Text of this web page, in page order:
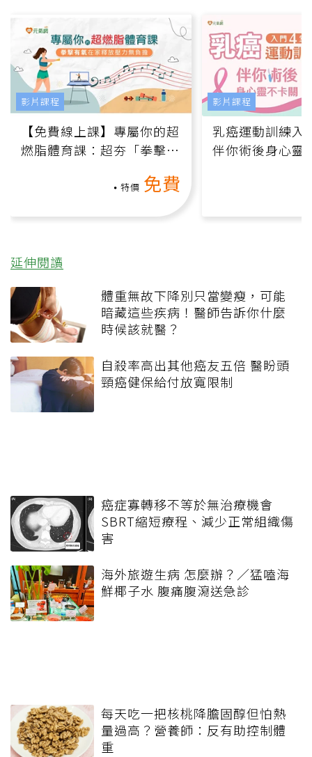
【免費線上課】專屬你的超
燃脂體育課：超夯「拳擊有
特價 免費
影片課程
乳癌運動訓練入
伴你術後身心靈
影片課程
延伸閱讀
體重無故下降別只當變瘦，可能
暗藏這些疾病！醫師告訴你什麼
時候該就醫？
自殺率高出其他癌友五倍 醫盼頭
頸癌健保給付放寬限制
癌症寡轉移不等於無治療機會
SBRT縮短療程、減少正常組織傷
害
海外旅遊生病 怎麼辦？／猛嗑海
鮮椰子水 腹痛腹瀉送急診
每天吃一把核桃降膽固醇但怕熱
量過高？營養師：反有助控制體
重